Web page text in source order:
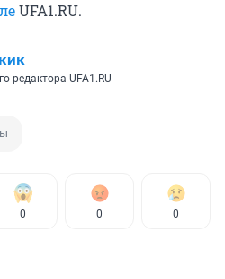
UFA1.RU.
редактора UFA1.RU
0 0 0